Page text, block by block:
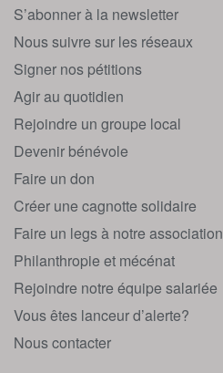
S’abonner à la newsletter
Nous suivre sur les réseaux
Signer nos pétitions
Agir au quotidien
Rejoindre un groupe local
Devenir bénévole
Faire un don
Créer une cagnotte solidaire
Faire un legs à notre association
Philanthropie et mécénat
Rejoindre notre équipe salariée
Vous êtes lanceur d’alerte?
Nous contacter